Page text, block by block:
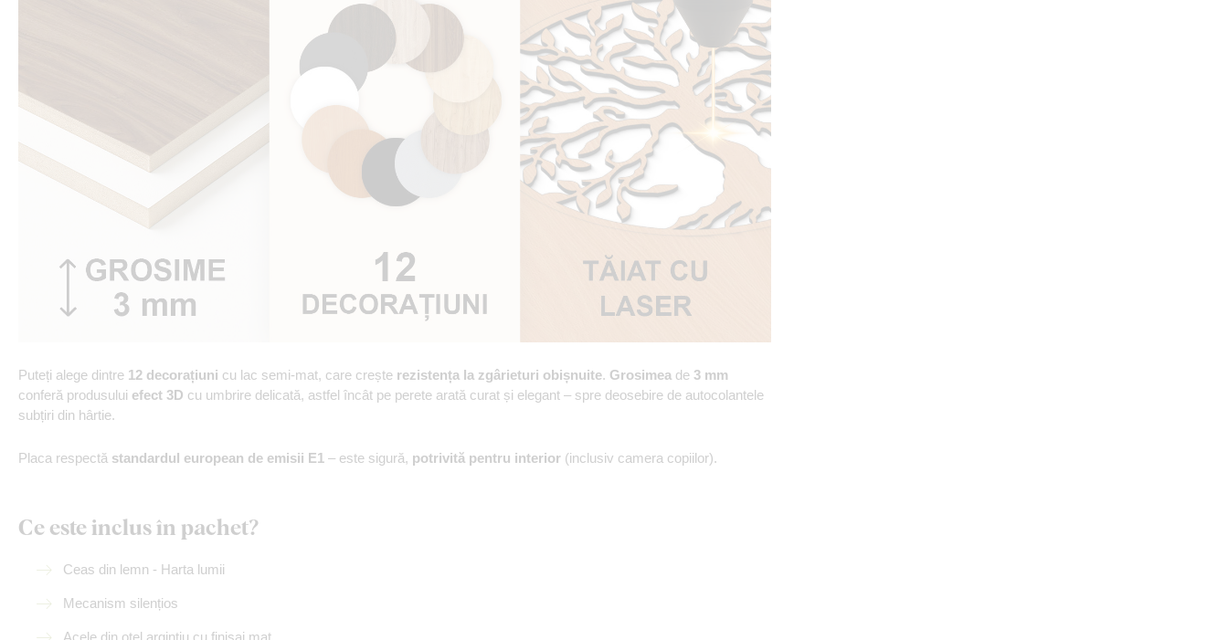
Puteți alege dintre 12 decorațiuni cu lac semi-mat, care crește rezistența la zgârieturi obișnuite. Grosimea de 3 mm
conferă produsului efect 3D cu umbrire delicată, astfel încât pe perete arată curat și elegant – spre deosebire de autocolantele
subțiri din hârtie.
Placa respectă standardul european de emisii E1 – este sigură, potrivită pentru interior (inclusiv camera copiilor).
Ce este inclus în pachet?
Ceas din lemn - Harta lumii
Mecanism silențios
Acele din oțel argintiu cu finisaj mat